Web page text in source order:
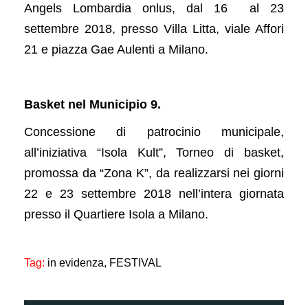
Angels Lombardia onlus, dal 16 al 23
settembre 2018, presso Villa Litta, viale Affori
21 e piazza Gae Aulenti a Milano.
Basket nel Municipio 9.
Concessione di patrocinio municipale,
all’iniziativa “Isola Kult”, Torneo di basket,
promossa da “Zona K”, da realizzarsi nei giorni
22 e 23 settembre 2018 nell’intera giornata
presso il Quartiere Isola a Milano.
Tag: in evidenza, FESTIVAL